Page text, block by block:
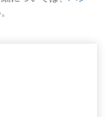
。